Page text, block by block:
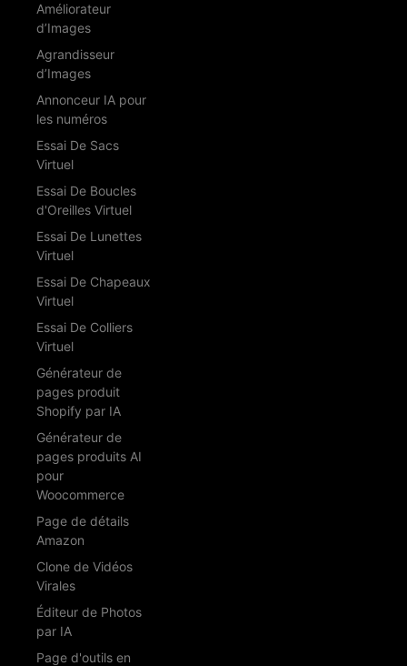
Améliorateur
d’Images
Agrandisseur
d’Images
Annonceur IA pour
les numéros
Essai De Sacs
Virtuel
Essai De Boucles
d'Oreilles Virtuel
Essai De Lunettes
Virtuel
Essai De Chapeaux
Virtuel
Essai De Colliers
Virtuel
Générateur de
pages produit
Shopify par IA
Générateur de
pages produits AI
pour
Woocommerce
Page de détails
Amazon
Clone de Vidéos
Virales
Éditeur de Photos
par IA
Page d'outils en